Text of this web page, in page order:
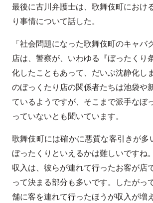
最後に古川弁護士は、歌舞伎町におけ
り事情について話した。
「社会問題になった歌舞伎町のキャバ
店は、警察が、いわゆる『ぼったくり
化したこともあって、だいぶ沈静化し
のぼっくたり店の関係者たちは池袋や
ているようですが、そこまで派手なぼ
っていないとも聞いています。
歌舞伎町には確かに悪質な客引きが多
ぼったくりといえるかは難しいですね
収入は、彼らが連れて行ったお客が店
って決まる部分も多いです。したがっ
舗に客を連れて行ったほうが収入が増